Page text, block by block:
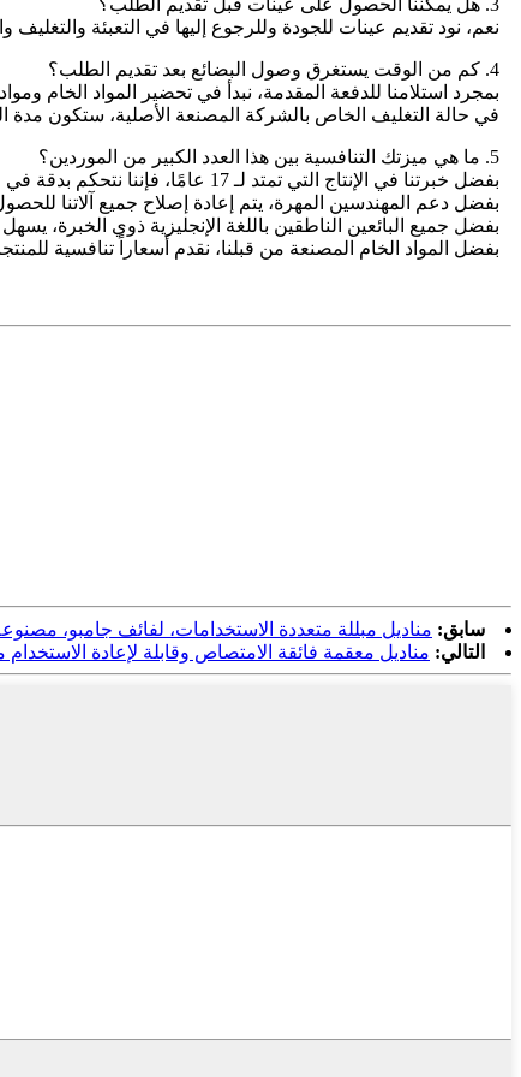
3. هل يمكننا الحصول على عينات قبل تقديم الطلب؟
نعم، نود تقديم عينات للجودة وللرجوع إليها في التعبئة والتغليف
4. كم من الوقت يستغرق وصول البضائع بعد تقديم الطلب؟
بمجرد استلامنا للدفعة المقدمة، نبدأ في تحضير المواد الخام ومواد
في حالة التغليف الخاص بالشركة المصنعة الأصلية، ستكون مدة التسليم
5. ما هي ميزتك التنافسية بين هذا العدد الكبير من الموردين؟
بفضل خبرتنا في الإنتاج التي تمتد لـ 17 عامًا، فإننا نتحكم بدقة في جودة كل منتج.
بفضل دعم المهندسين المهرة، يتم إعادة إصلاح جميع آلاتنا
بفضل جميع البائعين الناطقين باللغة الإنجليزية ذوي الخبرة،
بفضل المواد الخام المصنعة من قبلنا، نقدم أسعاراً تنافسية
سابق: مناديل مبللة متعددة الاستخدامات، لفائف جامبو،
التالي: مناديل معقمة فائقة الامتصاص وقابلة لإعادة